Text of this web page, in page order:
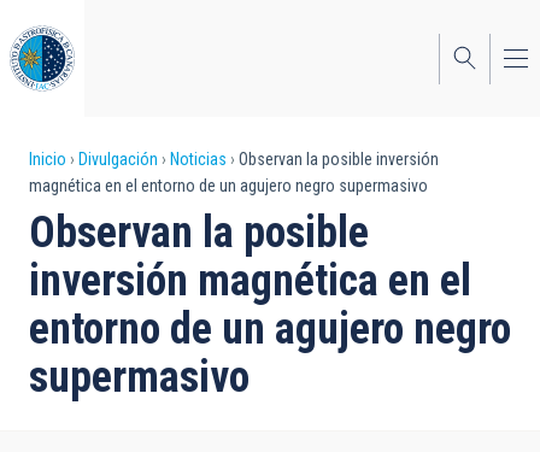
al
contenido
principal
Sobrescribir
enlaces
de
ayuda
a
la
Inicio Divulgación Noticias
Observan la posible inversión
magnética en el entorno de un agujero negro supermasivo
Observan la posible
inversión magnética en el
entorno de un agujero negro
supermasivo